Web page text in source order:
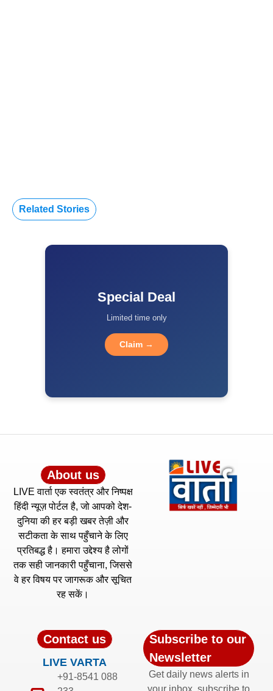
Related Stories
Special Deal
Limited time only
Claim →
About us
LIVE वार्ता एक स्वतंत्र और निष्पक्ष
हिंदी न्यूज़ पोर्टल है, जो आपको देश-
दुनिया की हर बड़ी खबर तेज़ी और
सटीकता के साथ पहुँचाने के लिए
प्रतिबद्ध है। हमारा उद्देश्य है लोगों
तक सही जानकारी पहुँचाना, जिससे
वे हर विषय पर जागरूक और सूचित
रह सकें।
Contact us
LIVE VARTA
+91-8541 088
Subscribe to our
Newsletter
Get daily news alerts in
your inbox, subscribe to